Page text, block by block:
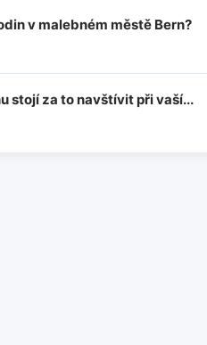
v malebném městě Bern?
stojí za to navštívit při vaší...